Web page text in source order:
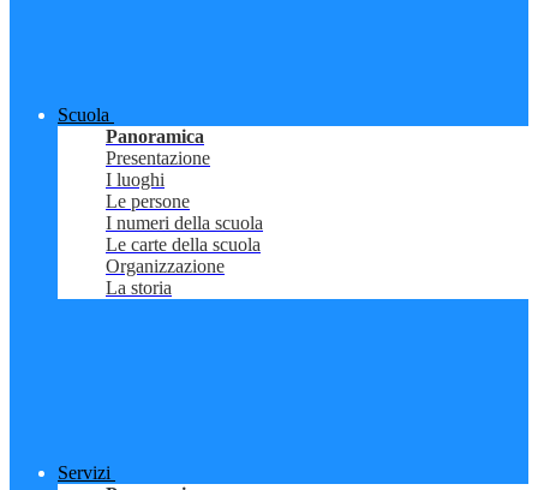
Scuola
Panoramica
Presentazione
I luoghi
Le persone
I numeri della scuola
Le carte della scuola
Organizzazione
La storia
Servizi